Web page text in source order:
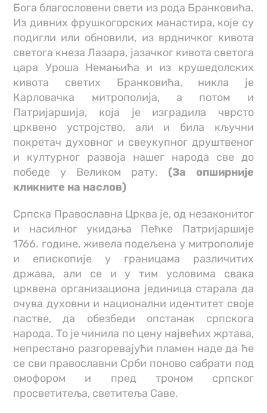
Бога благословени свети из рода Бранковића.
Из дивних фрушкогорских манастира, које су
подигли или обновили, из врдничког кивота
светога кнеза Лазара, јазачког кивота светога
цара Уроша Немањића и из крушедолских
кивота светих Бранковића, никла је
Карловачка митрополија, а потом и
Патријаршија, која је изградила чврсто
црквено устројство, али и била кључни
покретач духовног и свеукупног друштвеног
и културног развоја нашег народа све до
победе у Великом рату. (За опширније
кликните на наслов)
Српска Православна Црква је, од незаконитог
и насилног укидања Пећке Патријаршије
1766. године, живела подељена у митрополије
и епископије у границама различитих
држава, али се и у тим условима свака
црквена организациона јединица старала да
очува духовни и национални идентитет своје
пастве, да обезбеди опстанак српскога
народа. То је чинила по цену највећих жртава,
непрестано разгоревајући пламен наде да ће
се сви православни Срби поново сабрати под
омофором и пред троном српског
просветитеља, светитеља Саве.